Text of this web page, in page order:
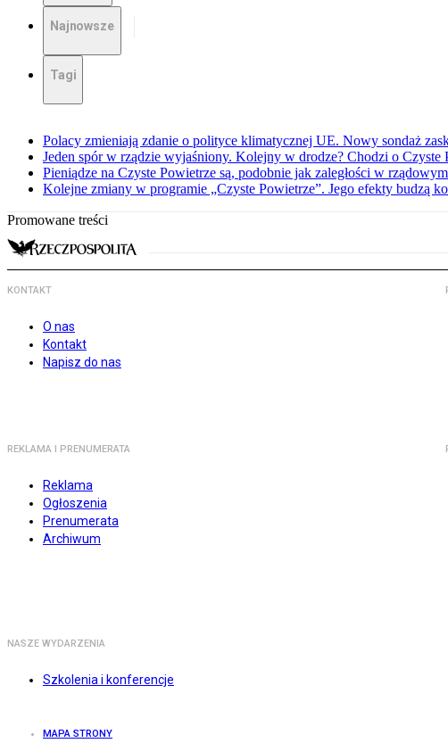
Najnowsze
Tagi
Polacy zmieniają zdanie o polityce klimatycznej UE. Nowy sondaż
Jeden spór w rządzie wyjaśniony. Kolejny w drodze? Chodzi o Czyste
Pieniądze na Czyste Powietrze są, podobnie jak zaległości w
Kolejne zmiany w programie „Czyste Powietrze”. Jego efekty budzą
Promowane treści
KONTAKT
O nas
Kontakt
Napisz do nas
REKLAMA I PRENUMERATA
Reklama
Ogłoszenia
Prenumerata
Archiwum
NASZE WYDARZENIA
Szkolenia i konferencje
MAPA STRONY